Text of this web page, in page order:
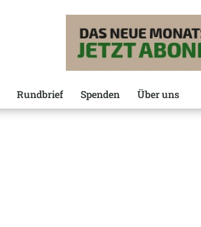
Rundbrief Spenden Über uns